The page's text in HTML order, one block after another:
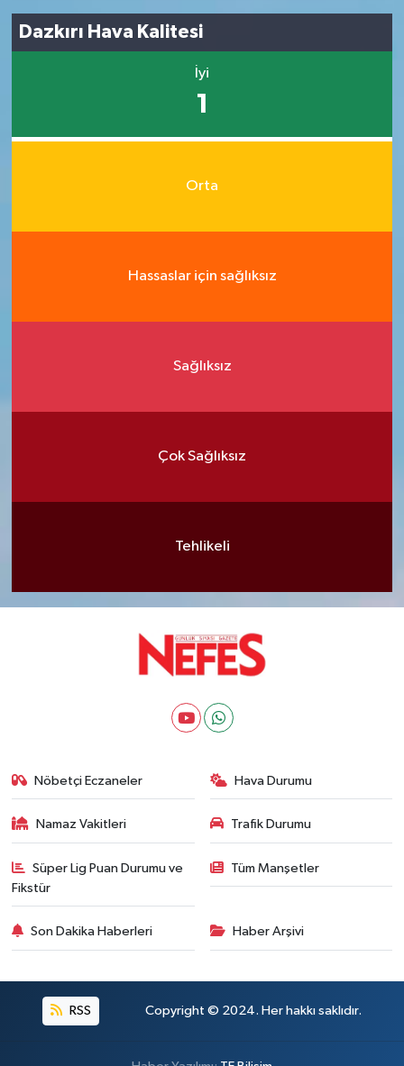
Dazkırı Hava Kalitesi
İyi
1
Orta
Hassaslar için sağlıksız
Sağlıksız
Çok Sağlıksız
Tehlikeli
Nöbetçi Eczaneler Hava Durumu
Namaz Vakitleri Trafik Durumu
Süper Lig Puan Durumu ve
Fikstür
Tüm Manşetler
Son Dakika Haberleri Haber Arşivi
RSS Copyright © 2024. Her hakkı saklıdır.